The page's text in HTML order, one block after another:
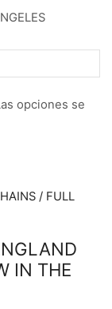
opciones se
IN THE